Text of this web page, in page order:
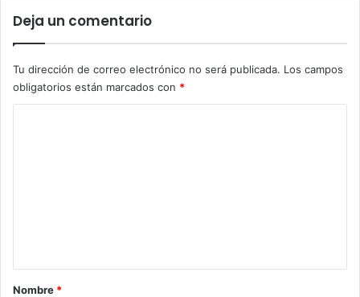
Deja un comentario
Tu dirección de correo electrónico no será publicada. Los campos
obligatorios están marcados con *
rNombre *